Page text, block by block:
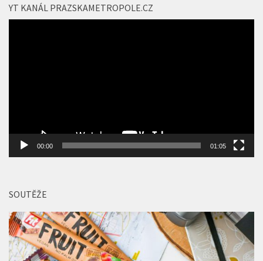
YT KANÁL PRAZSKAMETROPOLE.CZ
00:00 01:05
SOUTĚŽE